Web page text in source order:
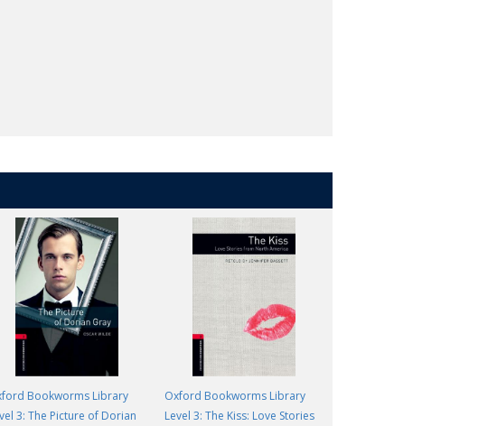
Bookworms Library
3: The Picture of Dorian
Oxford Bookworms Library
Level 3: The Kiss: Love Stories